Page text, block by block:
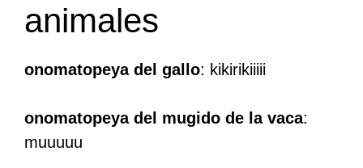
animales
onomatopeya del gallo: kikirikiiiii
onomatopeya del mugido de la vaca:
muuuuu